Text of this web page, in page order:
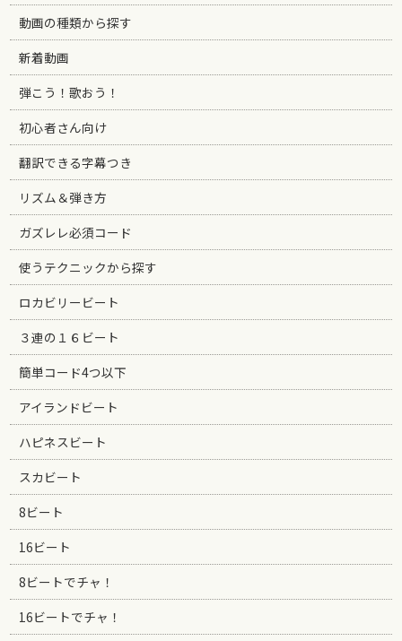
動画の種類から探す
新着動画
弾こう！歌おう！
初心者さん向け
翻訳できる字幕つき
リズム＆弾き方
ガズレレ必須コード
使うテクニックから探す
ロカビリービート
３連の１６ビート
簡単コード4つ以下
アイランドビート
ハピネスビート
スカビート
8ビート
16ビート
8ビートでチャ！
16ビートでチャ！